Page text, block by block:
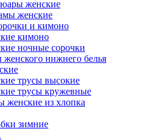
женские
женские
и кимоно
кимоно
ночные сорочки
нижнего белья
трусы высокие
трусы кружевные
женские из хлопка
зимние